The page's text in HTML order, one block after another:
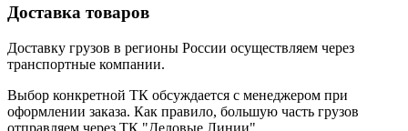
Доставка товаров
Доставку грузов в регионы России осуществляем через
транспортные компании.
Выбор конкретной ТК обсуждается с менеджером при
оформлении заказа. Как правило, большую часть грузов